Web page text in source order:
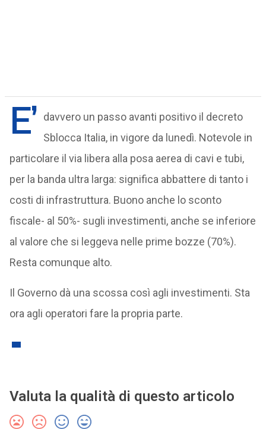
E’ davvero un passo avanti positivo il decreto
Sblocca Italia, in vigore da lunedì. Notevole in
particolare il via libera alla posa aerea di cavi e tubi,
per la banda ultra larga: significa abbattere di tanto i
costi di infrastruttura. Buono anche lo sconto
fiscale- al 50%- sugli investimenti, anche se inferiore
al valore che si leggeva nelle prime bozze (70%).
Resta comunque alto.
Il Governo dà una scossa così agli investimenti. Sta
ora agli operatori fare la propria parte.
Valuta la qualità di questo articolo